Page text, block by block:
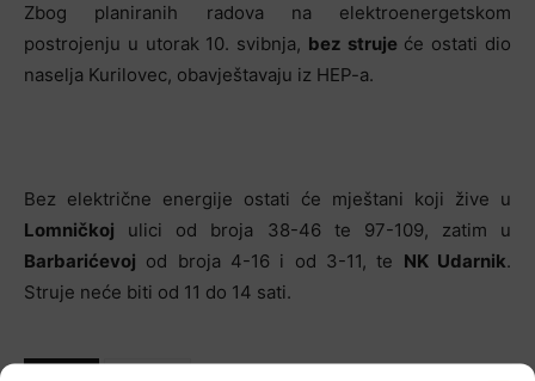
Zbog planiranih radova na elektroenergetskom
postrojenju u utorak 10. svibnja, bez struje će ostati dio
naselja Kurilovec, obavještavaju iz HEP-a.
Bez električne energije ostati će mještani koji žive u
Lomničkoj ulici od broja 38-46 te 97-109, zatim u
Barbarićevoj od broja 4-16 i od 3-11, te NK Udarnik.
Struje neće biti od 11 do 14 sati.
OZNAKE Bez struje